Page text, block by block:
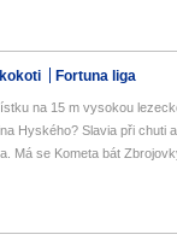
Fortuna liga
na 15 m vysokou
Hyského? Slavia při chuti a
Má se Kometa bát